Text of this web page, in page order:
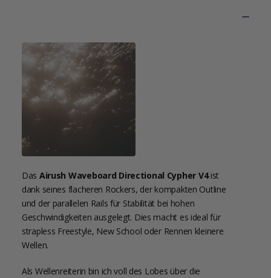
Das Airush Waveboard Directional Cypher V4ist
dank seines flacheren Rockers, der kompakten Outline
und der parallelen Rails für Stabilität bei hohen
Geschwindigkeiten ausgelegt. Dies macht es ideal für
strapless Freestyle, New School oder Rennen kleinere
Wellen.
Als Wellenreiterin bin ich voll des Lobes über die